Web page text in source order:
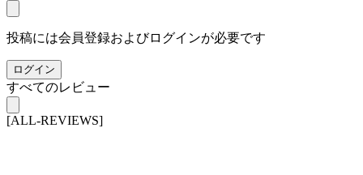
投稿には会員登録およびログインが必要です
ログイン
すべてのレビュー
[ALL-REVIEWS]